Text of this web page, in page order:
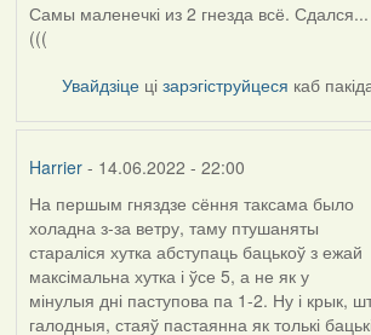
Самы маленечкі из 2 гнезда всё. Сдался...
(((
Увайдзіце цізарэгіструйцеся каб
Harrier- 14.06.2022 - 22:00
На першым гняздзе сёння таксама было
холадна з-за ветру, таму птушаняты
стараліся хутка абступаць бацькоў з ежай
максімальна хутка і ўсе 5, а не як у
мінулыя дні паступова па 1-2. Ну і крык,
галодныя, стаяў пастаянна як толькі